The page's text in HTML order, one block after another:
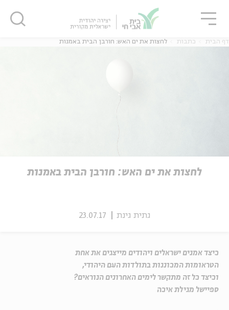
דף הבית כתבות לחצות את ים האש: חורבן הבית באמנות
לחצות את ים האש: חורבן הבית באמנות
גתית גינת 23.07.17
כיצד אמנים ישראלים ויהודים מייצגים את אחת
הטראומות המכוננות בתולדות העם היהודי,
וכיצד כל זה מתקשר לימים האחרונים הנוראים?
ספיישל מגילת איכה
סגור